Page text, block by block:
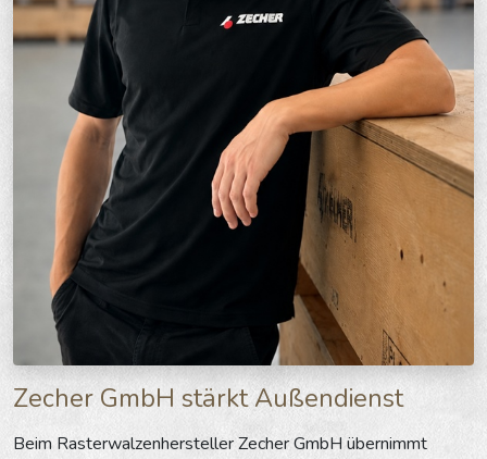
Zecher GmbH stärkt Außendienst
Beim Rasterwalzenhersteller Zecher GmbH übernimmt